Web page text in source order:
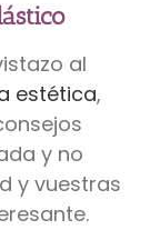
al
estética,
y no
y vuestras